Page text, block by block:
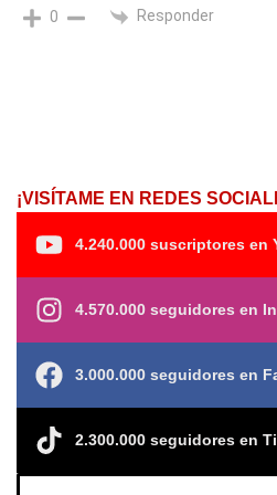
0 Responder
¡VISÍTAME EN REDES
4.240.000 suscriptores en
4.570.000 seguidores en
3.000.000 seguidores en
2.300.000 seguidores en